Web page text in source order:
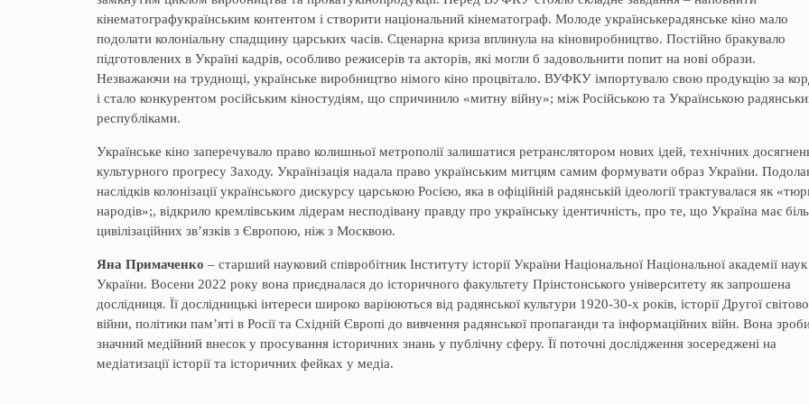
кінематографукраїнським контентом і створити національний кінематограф. Молоде українськерадянське кіно мало
подолати колоніальну спадщину царських часів. Сценарна криза вплинула на кіновиробництво. Постійно бракувало
підготовлених в Україні кадрів, особливо режисерів та акторів, які могли б задовольнити попит на нові образи.
Незважаючи на труднощі, українське виробництво німого кіно процвітало. ВУФКУ імпортувало свою продукцію за
і стало конкурентом російським кіностудіям, що спричинило «митну війну»; між Російською та Українською
республіками.
Українське кіно заперечувало право колишньої метрополії залишатися ретранслятором нових ідей, технічних
культурного прогресу Заходу. Українізація надала право українським митцям самим формувати образ України.
наслідків колонізації українського дискурсу царською Росією, яка в офіційній радянській ідеології трактувалася як
народів»;, відкрило кремлівським лідерам несподівану правду про українську ідентичність, про те, що Україна має
цивілізаційних зв’язків з Європою, ніж з Москвою.
Яна Примаченко – старший науковий співробітник Інституту історії України Національної Національної академії наук
України. Восени 2022 року вона приєдналася до історичного факультету Прінстонського університету як запрошена
дослідниця. Її дослідницькі інтереси широко варіюються від радянської культури 1920-30-х років, історії Другої
війни, політики пам’яті в Росії та Східній Європі до вивчення радянської пропаганди та інформаційних війн. Вона
значний медійний внесок у просування історичних знань у публічну сферу. Її поточні дослідження зосереджені на
медіатизації історії та історичних фейках у медіа.